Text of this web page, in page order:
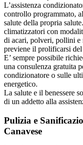
L’assistenza
controllo programmato,
salute della propria
climatizzatori con
di acari, polveri, pollini e
previene il prolificarsi
E’ sempre possibile
una consulenza gratuita
condizionatore o sulle
energetico.
La salute e il benessere
di un addetto alla
Pulizia e
Canavese